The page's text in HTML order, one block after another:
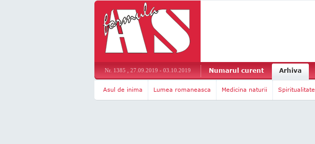
Nr. 1385 , 27.09.2019 - 03.10.2019 Numarul curent Arhiva
Asul de inima Lumea romaneasca Medicina naturii Spiritualitate